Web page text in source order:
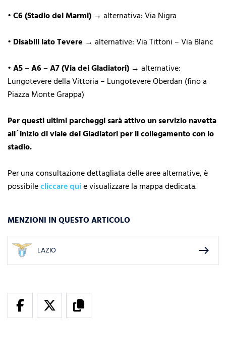
•C6 (Stadio dei Marmi) → alternativa: Via Nigra
• Disabili lato Tevere → alternative: Via Tittoni – Via Blanc
•A5 – A6 – A7 (Via dei Gladiatori) → alternative:
Lungotevere della Vittoria – Lungotevere Oberdan (fino a
Piazza Monte Grappa)
Per questi ultimi parcheggi sarà attivo un servizio navetta
all`inizio di viale dei Gladiatori per il collegamento con lo
stadio.
Per una consultazione dettagliata delle aree alternative, è
possibilecliccare quie visualizzare la mappa dedicata.
MENZIONI IN QUESTO ARTICOLO
LAZIO east